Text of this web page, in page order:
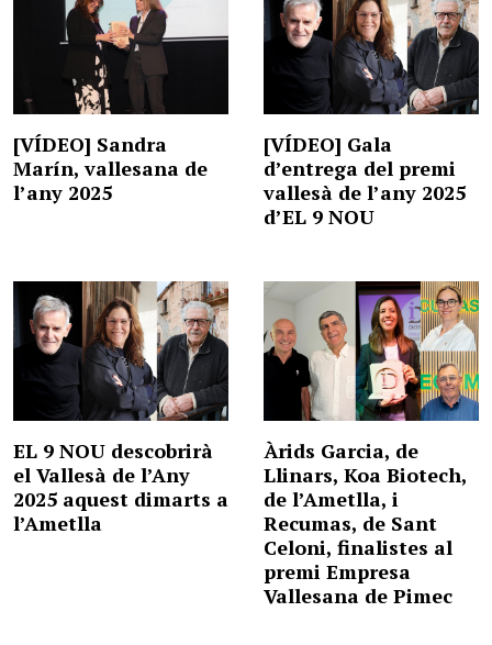
[VÍDEO] Sandra
Marín, vallesana de
l’any 2025
[VÍDEO] Gala
d’entrega del premi
vallesà de l’any 2025
d’EL 9 NOU
EL 9 NOU descobrirà
el Vallesà de l’Any
2025 aquest dimarts a
l’Ametlla
Àrids Garcia, de
Llinars, Koa Biotech,
de l’Ametlla, i
Recumas, de Sant
Celoni, finalistes al
premi Empresa
Vallesana de Pimec